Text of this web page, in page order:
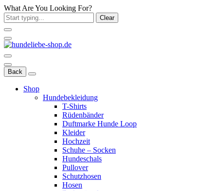
What Are You Looking For?
Clear
Back
Shop
Hundebekleidung
T-Shirts
Rüdenbänder
Duftmarke Hunde Loop
Kleider
Hochzeit
Schuhe – Socken
Hundeschals
Pullover
Schutzhosen
Hosen